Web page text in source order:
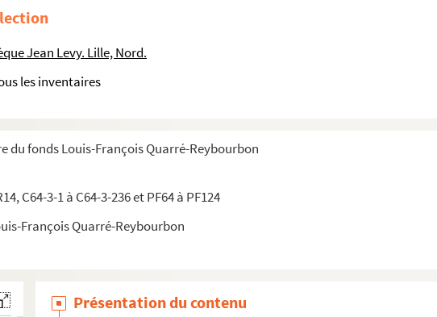
Jean Levy. Lille, Nord.
les inventaires
du fonds Louis-François Quarré-Reybourbon
C64-3-1 à C64-3-236 et PF64 à PF124
François Quarré-Reybourbon
privées
et Houpline sur la lys
Mons en Baroeul
Alexandre Obezi à Lambersart
Présentation du contenu